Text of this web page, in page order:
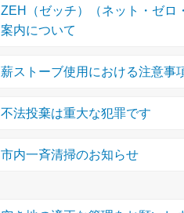
ZEH（ゼッチ）（ネット・ゼロ
案内について
薪ストーブ使用における注意事
不法投棄は重大な犯罪です
市内一斉清掃のお知らせ